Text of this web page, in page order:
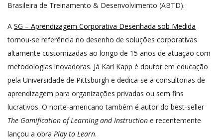
Brasileira de Treinamento & Desenvolvimento (ABTD).
A SG – Aprendizagem Corporativa Desenhada sob Medida
tornou-se referência no desenho de soluções corporativas
altamente customizadas ao longo de 15 anos de atuação com
metodologias inovadoras. Já Karl Kapp é doutor em educação
pela Universidade de Pittsburgh e dedica-se a consultorias de
aprendizagem para organizações privadas ou sem fins
lucrativos. O norte-americano também é autor do best-seller
The Gamification of Learning and Instruction e recentemente
lançou a obra Play to Learn.